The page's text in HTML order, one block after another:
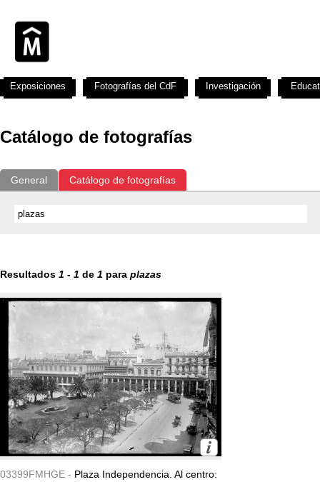
Catálogo de fotografías
General Catálogo de fotografías
Resultados 1 - 1 de 1 para plazas
03399FMHGE - Plaza Independencia. Al centro:
Exposiciones Fotografías del CdF Investigación